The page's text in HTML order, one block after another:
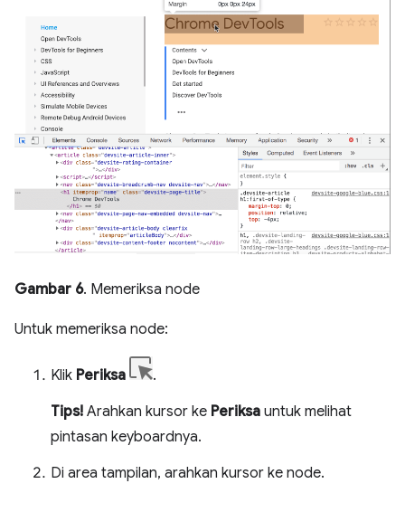
Gambar 6. Memeriksa node
Untuk memeriksa node:
Klik Periksa
.
Tips! Arahkan kursor ke Periksa untuk melihat
pintasan keyboardnya.
Di area tampilan, arahkan kursor ke node.